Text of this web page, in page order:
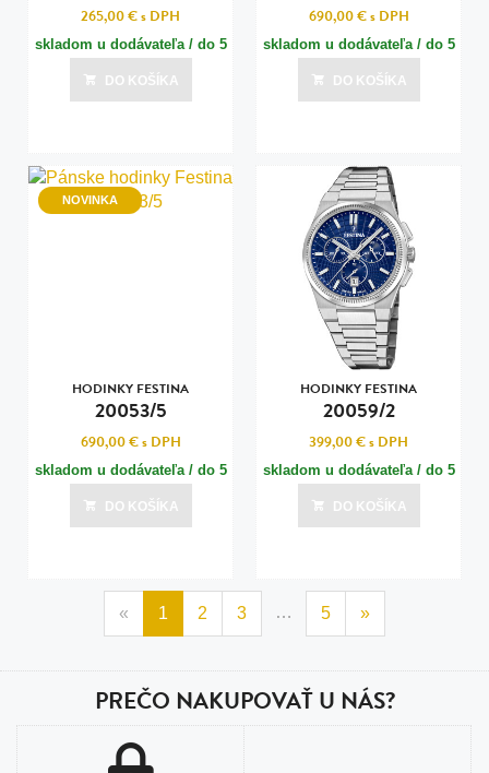
265,00 €s DPH
skladom u dodávateľa / do 5
dní
Posledná aktualizácia dnes o 09:01
DO KOŠÍKA
690,00 €s DPH
skladom u dodávateľa / do 5
dní
Posledná aktualizácia dnes o 09:01
DO KOŠÍKA
NOVINKA
HODINKY FESTINA
20053/5
690,00 €s DPH
skladom u dodávateľa / do 5
dní
Posledná aktualizácia dnes o 09:01
DO KOŠÍKA
HODINKY FESTINA
20059/2
399,00 €s DPH
skladom u dodávateľa / do 5
dní
Posledná aktualizácia dnes o 09:01
DO KOŠÍKA
« 1 2 3 … 5 »
PREČO NAKUPOVAŤ U NÁS?